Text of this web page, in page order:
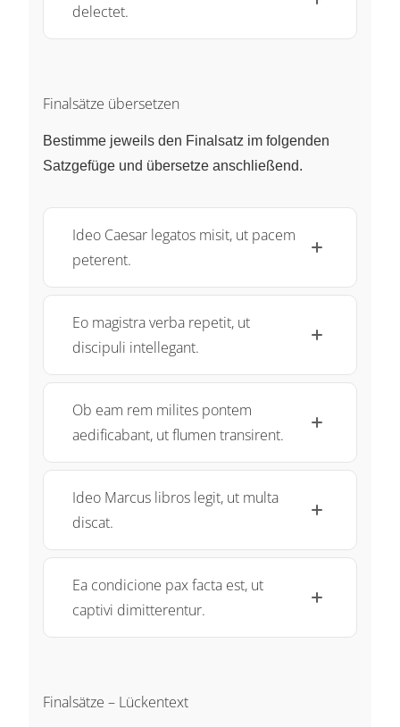
delectet.
Finalsätze übersetzen
Bestimme jeweils den Finalsatz im folgenden
Satzgefüge und übersetze anschließend.
Ideo Caesar legatos misit, ut pacem
peterent.
Eo magistra verba repetit, ut
discipuli intellegant.
Ob eam rem milites pontem
aedificabant, ut flumen transirent.
Ideo Marcus libros legit, ut multa
discat.
Ea condicione pax facta est, ut
captivi dimitterentur.
Finalsätze – Lückentext